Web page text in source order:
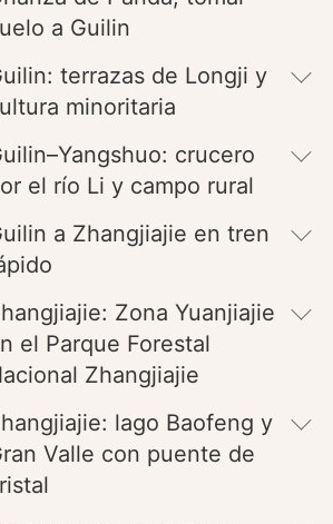
a Guilin
terrazas de Longji y
minoritaria
crucero
el río Li y campo rural
a Zhangjiajie en tren
Zona Yuanjiajie
el Parque Forestal
Zhangjiajie
lago Baofeng y
Valle con puente de